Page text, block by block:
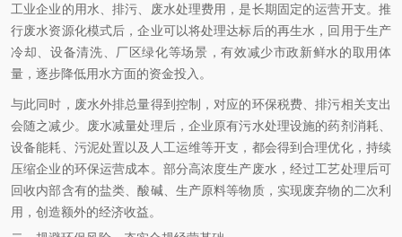
工业企业的用水、排污、废水处理费用，是长期固定的运营开支。推
行废水资源化模式后，企业可以将处理达标后的再生水，回用于生产
冷却、设备清洗、厂区绿化等场景，有效减少市政新鲜水的取用体
量，逐步降低用水方面的资金投入。
与此同时，废水外排总量得到控制，对应的环保税费、排污相关支出
会随之减少。废水减量处理后，企业原有污水处理设施的药剂消耗、
设备能耗、污泥处置以及人工运维等开支，都会得到合理优化，持续
压缩企业的环保运营成本。部分高浓度生产废水，经过工艺处理后可
回收内部含有的盐类、酸碱、生产原料等物质，实现废弃物的二次利
用，创造额外的经济收益。